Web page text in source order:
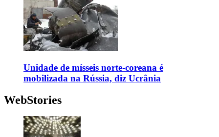
Unidade de mísseis norte-coreana é
mobilizada na Rússia, diz Ucrânia
WebStories